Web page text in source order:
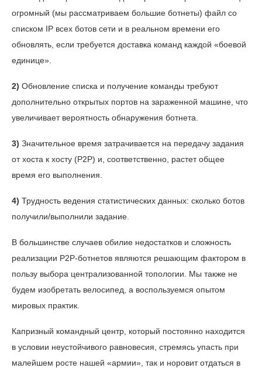
огромный (мы рассматриваем большие ботнеты) файл со
списком IP всех ботов сети и в реальном времени его
обновлять, если требуется доставка команд каждой «боевой
единице».
2) Обновление списка и получение команды требуют
дополнительно открытых портов на зараженной машине, что
увеличивает вероятность обнаружения ботнета.
3) Значительное время затрачивается на передачу задания
от хоста к хосту (P2P) и, соответственно, растет общее
время его выполнения.
4) Трудность ведения статистических данных: сколько ботов
получили/выполнили задание.
В большинстве случаев обилие недостатков и сложность
реализации P2P-ботнетов являются решающим фактором в
пользу выбора централизованной топологии. Мы также не
будем изобретать велосипед, а воспользуемся опытом
мировых практик.
Капризный командный центр, который постоянно находится
в условии неустойчивого равновесия, стремясь упасть при
малейшем росте нашей «армии», так и норовит отдаться в